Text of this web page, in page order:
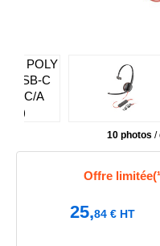
10 photos /
Offre
25,84€HT